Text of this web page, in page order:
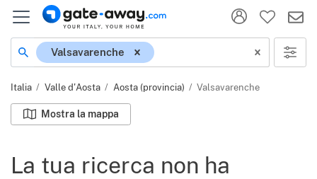
Località
Valsavarenche
Italia Valle d'Aosta Aosta (provincia) Valsavarenche
Mostra la mappa
La tua ricerca non ha